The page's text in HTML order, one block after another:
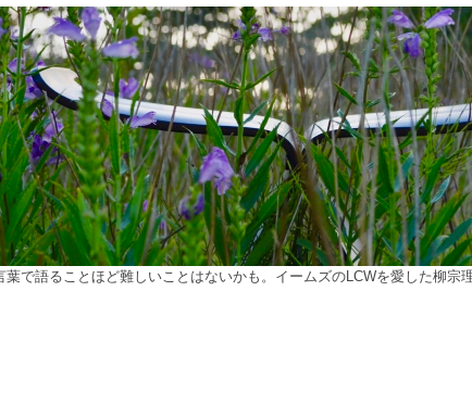
葉で語ることほど難しいことはないかも。イームズのLCWを愛した柳宗